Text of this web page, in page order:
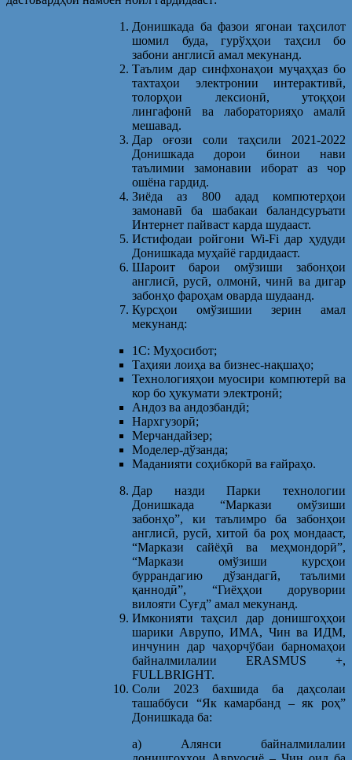
Донишкада ба фазои ягонаи таҳсилот
шомил буда, гурўҳҳои таҳсил бо
забони англисӣ амал мекунанд.
Таълим дар синфхонаҳои муҷаҳҳаз бо
тахтаҳои электронии интерактивӣ,
толорҳои лексионӣ, утоқҳои
лингафонӣ ва лабораторияҳо амалӣ
мешавад.
Дар оғози соли таҳсили 2021-2022
Донишкада дорои бинои нави
таълимии замонавии иборат аз чор
ошёна гардид.
Зиёда аз 800 адад компютерҳои
замонавӣ ба шабакаи баландсуръати
Интернет пайваст карда шудааст.
Истифодаи ройгони Wi-Fi дар ҳудуди
Донишкада муҳайё гардидааст.
Шароит барои омўзиши забонҳои
англисӣ, русӣ, олмонӣ, чинӣ ва дигар
забонҳо фароҳам оварда шудаанд.
Курсҳои омўзишии зерин амал
мекунанд:
1С: Муҳосибот;
Таҳияи лоиҳа ва бизнес-нақшаҳо;
Технологияҳои муосири компютерӣ ва
кор бо ҳукумати электронӣ;
Андоз ва андозбандӣ;
Нархгузорӣ;
Мерчандайзер;
Моделер-дўзанда;
Маданияти соҳибкорӣ ва ғайраҳо.
Дар назди Парки технологии
Донишкада “Маркази омўзиши
забонҳо”, ки таълимро ба забонҳои
англисӣ, русӣ, хитоӣ ба роҳ мондааст,
“Маркази сайёҳӣ ва меҳмондорӣ”,
“Маркази омўзиши курсҳои
буррандагию дўзандагӣ, таълими
қаннодӣ”, “Гиёҳҳои дорувории
вилояти Суғд” амал мекунанд.
Имконияти таҳсил дар донишгоҳҳои
шарики Аврупо, ИМА, Чин ва ИДМ,
инчунин дар чаҳорчўбаи барномаҳои
байналмилалии ERASMUS +,
FULLBRIGHT.
Соли 2023 бахшида ба даҳсолаи
ташаббуси “Як камарбанд – як роҳ”
Донишкада ба:
а) Алянси байналмилалии